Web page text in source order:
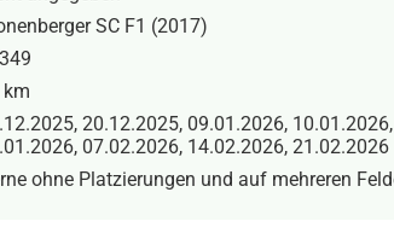
SC F1 (2017)
km
20.12.2025, 09.01.2026,
07.02.2026, 14.02.2026, 21.02.2026
ohne Platzierungen und auf mehreren